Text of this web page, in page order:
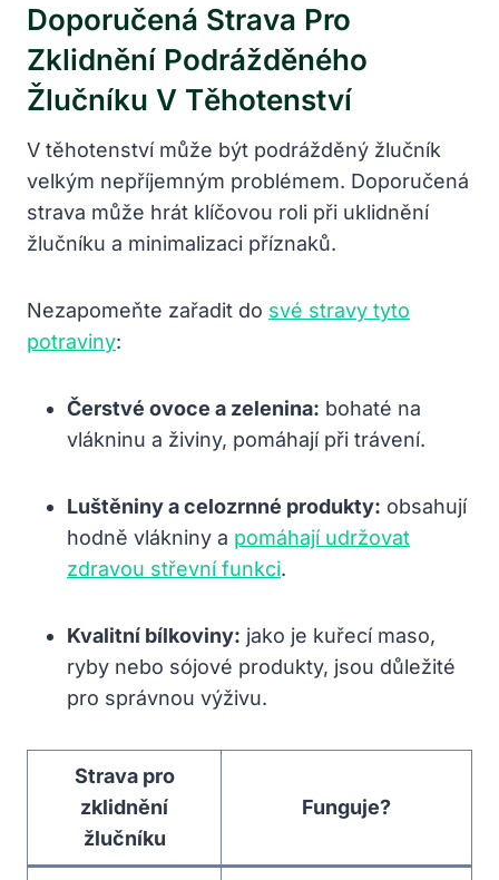
Doporučená Strava Pro
Zklidnění Podrážděného
Žlučníku V Těhotenství
V těhotenství může být podrážděný žlučník
velkým nepříjemným problémem. Doporučená
strava může hrát klíčovou roli při uklidnění
žlučníku a minimalizaci příznaků.
Nezapomeňte zařadit do své stravy tyto
potraviny:
Čerstvé ovoce a zelenina: bohaté na
vlákninu a živiny, pomáhají při trávení.
Luštěniny a celozrnné produkty: obsahují
hodně vlákniny a pomáhají udržovat
zdravou střevní funkci.
Kvalitní bílkoviny: jako je kuřecí maso,
ryby nebo sójové produkty, jsou důležité
pro správnou výživu.
Strava pro
zklidnění
žlučníku
Funguje?